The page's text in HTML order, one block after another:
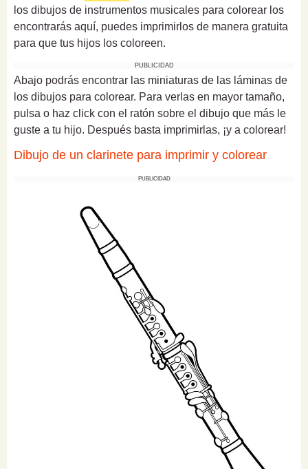
los dibujos de instrumentos musicales para colorear los
encontrarás aquí, puedes imprimirlos de manera gratuita
para que tus hijos los coloreen.
PUBLICIDAD
Abajo podrás encontrar las miniaturas de las láminas de
los dibujos para colorear. Para verlas en mayor tamaño,
pulsa o haz click con el ratón sobre el dibujo que más le
guste a tu hijo. Después basta imprimirlas, ¡y a colorear!
Dibujo de un clarinete para imprimir y colorear
PUBLICIDAD